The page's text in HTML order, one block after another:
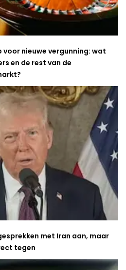
voor nieuwe vergunning: wat
en de rest van de
met Iran aan, maar
tegen